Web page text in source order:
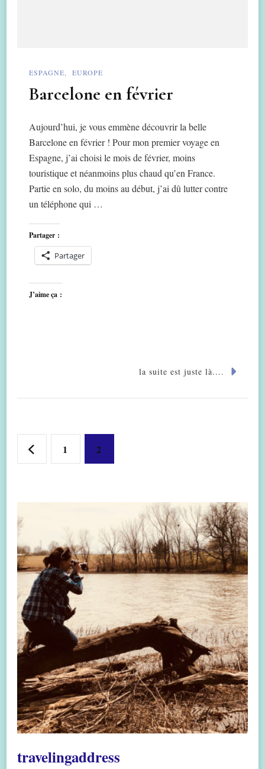
ESPAGNE EUROPE
Barcelone en février
Aujourd’hui, je vous emmène découvrir la belle
Barcelone en février ! Pour mon premier voyage en
Espagne, j’ai choisi le mois de février, moins
touristique et néanmoins plus chaud qu’en France.
Partie en solo, du moins au début, j’ai dû lutter contre
un téléphone qui …
Partager :
Partager
J’aime ça :
la suite est juste là....
Pagination
publications
Page
1 Page
2
travelingaddress